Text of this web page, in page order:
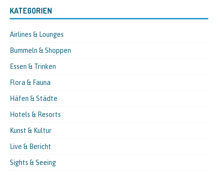
KATEGORIEN
Airlines & Lounges
Bummeln & Shoppen
Essen & Trinken
Flora & Fauna
Häfen & Städte
Hotels & Resorts
Kunst & Kultur
Live & Bericht
Sights & Seeing